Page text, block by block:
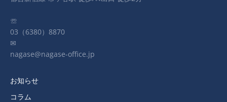
☏
03（6380）8870
✉
nagase@nagase-office.jp
お知らせ
コラム